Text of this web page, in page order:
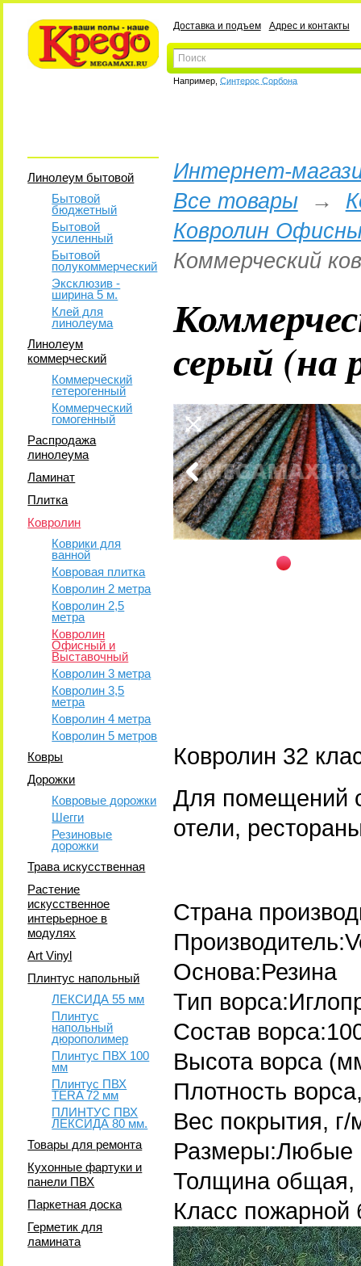
Доставка и подъем Адрес и контакты
Например, Синтерос Сорбона
Линолеум бытовой
Бытовой
бюджетный
Бытовой
усиленный
Бытовой
полукоммерческий
Эксклюзив -
ширина 5 м.
Клей для
линолеума
Линолеум
коммерческий
Коммерческий
гетерогенный
Коммерческий
гомогенный
Распродажа
линолеума
Ламинат
Плитка
Ковролин
Коврики для
ванной
Ковровая плитка
Ковролин 2 метра
Ковролин 2,5
метра
Ковролин
Офисный и
Выставочный
Ковролин 3 метра
Ковролин 3,5
метра
Ковролин 4 метра
Ковролин 5 метров
Ковры
Дорожки
Ковровые дорожки
Шегги
Резиновые
дорожки
Трава искусственная
Растение
искусственное
интерьерное в
модулях
Art Vinyl
Плинтус напольный
ЛЕКСИДА 55 мм
Плинтус
напольный
дюрополимер
Плинтус ПВХ 100
мм
Плинтус ПВХ
TERA 72 мм
ПЛИНТУС ПВХ
ЛЕКСИДА 80 мм.
Товары для ремонта
Кухонные фартуки и
панели ПВХ
Паркетная доска
Герметик для
ламината
Интернет-
Все товары→
Ковролин
Коммерческий
серый (на
Ковролин 32
Для помещений
отели,
Страна
Основа:Резина
Тип
Состав
Высота ворса
Плотность
Вес покрытия, г/
Размеры:Любые
Толщина
Класс пожарной